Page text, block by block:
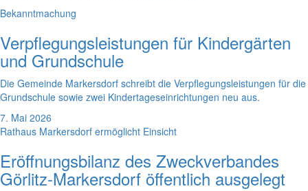
Bekanntmachung
Verpflegungsleistungen für Kindergärten
und Grundschule
Die Gemeinde Markersdorf schreibt die Verpflegungsleistungen für die
Grundschule sowie zwei Kindertageseinrichtungen neu aus.
7. Mai 2026
Rathaus Markersdorf ermöglicht Einsicht
Eröffnungsbilanz des Zweckverbandes
Görlitz-Markersdorf öffentlich ausgelegt